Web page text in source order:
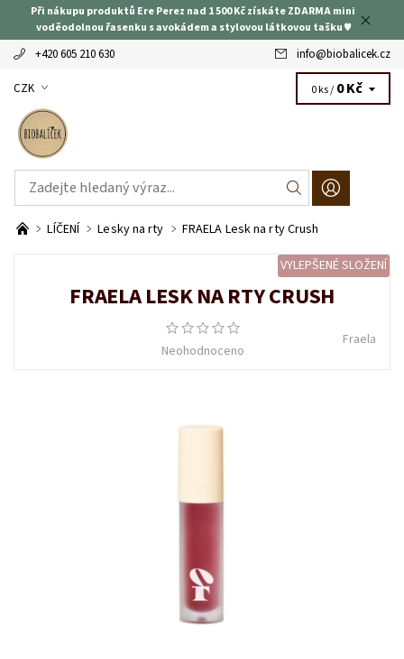
Při nákupu produktů Ere Perez nad 1 500 Kč získáte ZDARMA mini
voděodolnou řasenku s avokádem a stylovou látkovou tašku ♥
+420 605 210 630 info@biobalicek.cz
CZK 0 ks / 0 Kč
LÍČENÍ Lesky na rty FRAELA Lesk na rty Crush
VYLEPŠENÉ SLOŽENÍ
FRAELA LESK NA RTY CRUSH
Neohodnoceno
Fraela